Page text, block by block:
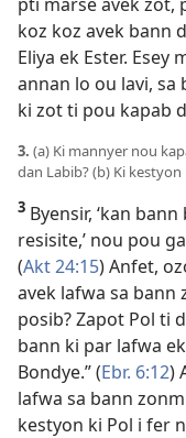
koz koz avek bann
Eliya ek Ester.
annan lo ou lavi,
ki zot ti pou kapab
3. (a) Ki mannyer nou
dan Labib? (b) Ki
3 Byensir, ‘kan
resisite,’ nou pou
(Akt 24:15) Anfet,
avek lafwa sa bann
posib? Zapot Pol ti
bann ki par lafwa
Bondye.” (Ebr. 6:12)
lafwa sa bann
kestyon ki Pol i fer